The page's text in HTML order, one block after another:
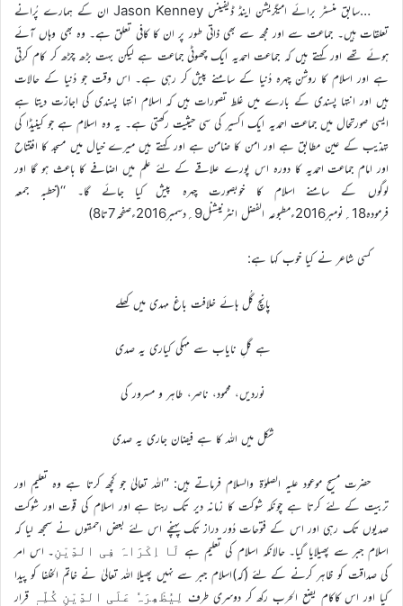
…سابق منسٹر برائے امیگریشن اینڈ ڈیفینس Jason Kenney ان کے ہمارے پُرانے
تعلقات ہیں۔ جماعت سے اور مجھ سے بھی ذاتی طور پر ان کا کافی تعلق ہے۔ وہ بھی وہاں آئے
ہوئے تھے اور کہتے ہیں کہ جماعت احمدیہ ایک چھوٹی جماعت ہے لیکن بہت بڑھ چڑھ کر کام کرتی
ہے اور اسلام کا روشن چہرہ دُنیا کے سامنے پیش کر رہی ہے۔ اس وقت جو دُنیا کے حالات
ہیں اور انتہا پسندی کے بارے میں غلط تصورات ہیں کہ اسلام انتہا پسندی کی اجازت دیتا ہے
ایسی صورتحال میں جماعت احمدیہ ایک اکسیر کی سی حیثیت رکھتی ہے۔ یہ وہ اسلام ہے جو کینیڈا کی
تہذیب کے عین مطابق ہے اور امن کا ضامن ہے اور کہتے ہیں میرے خیال میں مسجد کا افتتاح
اور امام جماعت احمدیہ کا دورہ اس پورے علاقے کے لئے علم میں اضافے کا باعث ہو گا اور
لوگوں کے سامنے اسلام کا خوبصورت چہرہ پیش کیا جائے گا۔ ‘‘(خطبہ جمعہ
فرمودہ18؍نومبر2016ءمطبوعہ الفضل انٹرنیشنل9؍دسمبر2016ءصفحہ7تا8)
کسی شاعر نے کیا خوب کہا ہے:
پانچ گُل ہائے خلافت باغ مہدی میں کھلے
ہے گلِ نایاب سے مہکی کیاری یہ صدی
نوردیں، محمود، ناصر، طاہر و مسرور کی
شکل میں اللہ کا ہے فیضان جاری یہ صدی
حضرت مسیح موعود علیہ الصلوٰۃ والسلام فرماتے ہیں: ’’اللہ تعالیٰ جو کچھ کرتا ہے وہ تعلیم اور
تربیت کے لئے کرتا ہے چونکہ شوکت کا زمانہ دیر تک رہتا ہے اور اسلام کی قوت اور شوکت
صدیوں تک رہی اور اس کے فتوحات دُور دراز تک پہنچے اس لئے بعض احمقوں نے سمجھ لیا کہ
اسلام جبر سے پھیلایا گیا۔ حالانکہ اسلام کی تعلیم ہے لَا اِکْرَاہَ فِی الدِّیْنِ۔ اس امر
کی صداقت کو ظاہر کرنے کے لئے (کہ)اسلام جبر سے نہیں پھیلا اللہ تعالیٰ نے خاتم الخلفا کو پیدا
کیا اور اس کاکام یضع الحرب رکھ کر دوسری طرف لِیُظْھِرَہٗ عَلَی الدِّیْنِ کُلِّہٖ قرار